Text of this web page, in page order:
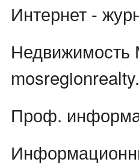
Интернет -
Недвижимость
Проф.